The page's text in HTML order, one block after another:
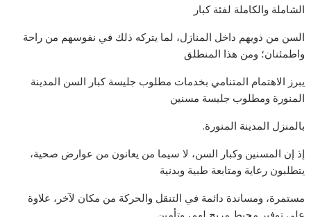
الشاملة والكاملة لفئة كبار
السن من ذويهم داخل المنازل، لما يتركه ذلك في نفوسهم من راحة
واطمئنان؛ ومن هذا المنطلق
يبرز الاهتمام المتنامي بخدمات مطلوب جليسة كبار السن المدينة
المنورة ومطلوب جليسة مسنين
بالمنزل المدينة المنورة.
إذ إن المسنين وكبار السن، لا سيما من يعانون من عوارض صحية،
يتطلبون رعاية ومتابعة طبية وبدنية
مستمرة، ومساندة دائمة في التنقل والحركة من مكان لآخر، علاوة
على توفير محيط مريح لهم، وتأمين